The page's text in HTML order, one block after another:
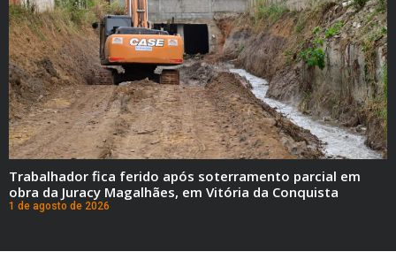
Trabalhador fica ferido após soterramento parcial em
obra da Juracy Magalhães, em Vitória da Conquista
1 de agosto de 2026